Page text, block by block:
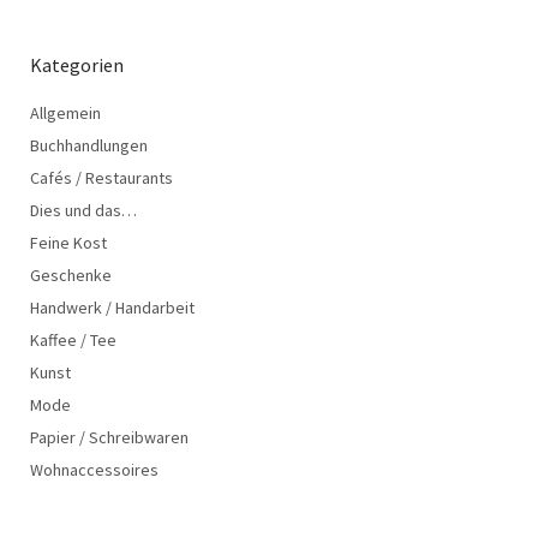
Kategorien
Allgemein
Buchhandlungen
Cafés / Restaurants
Dies und das…
Feine Kost
Geschenke
Handwerk / Handarbeit
Kaffee / Tee
Kunst
Mode
Papier / Schreibwaren
Wohnaccessoires